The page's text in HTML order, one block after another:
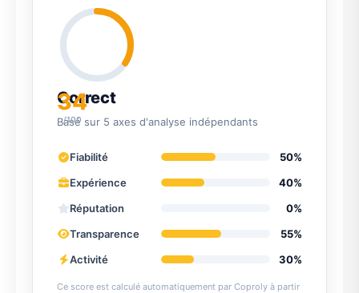
34
/100
Correct
Basé sur 5 axes d'analyse indépendants
Fiabilité
50%
Expérience
40%
Réputation
0%
Transparence
55%
Activité
30%
Ce score est calculé automatiquement par Coproly à partir